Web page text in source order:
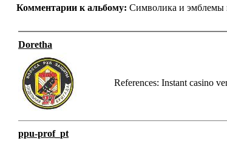
Комментарии к альбому: Символика и эмблемы
Doretha
References: Instant casino
ppu-prof_pt